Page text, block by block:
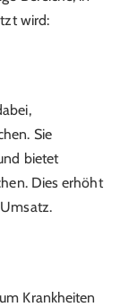
wird:
Sie
bietet
Dies erhöht
Krankheiten